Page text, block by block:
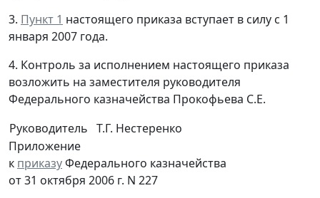
3. Пункт 1 настоящего приказа вступает в силу с 1
января 2007 года.
4. Контроль за исполнением настоящего приказа
возложить на заместителя руководителя
Федерального казначейства Прокофьева С.Е.
Руководитель Т.Г. Нестеренко
Приложение
к приказуФедерального казначейства
от 31 октября 2006 г. N 227